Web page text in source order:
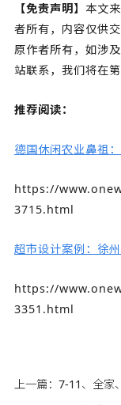
【免责声明】 本文
者所有，内容仅供
原作者所有，如涉
站联系，我们将在
推荐阅读：
德国休闲农业鼻祖
https://
3715.html
超市设计案例：徐
https://
3351.html
上一篇： 7-11、全家